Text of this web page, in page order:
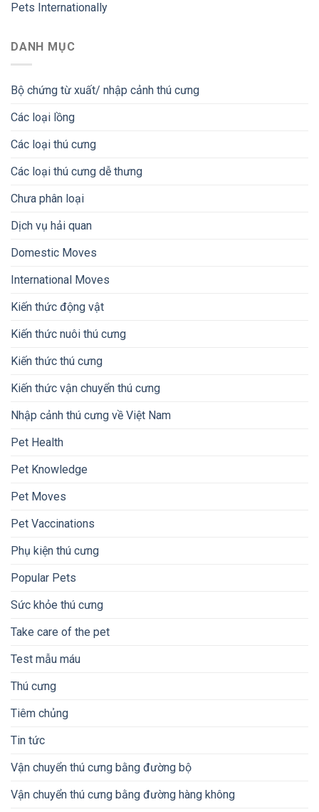
Pets Internationally
DANH MỤC
Bộ chứng từ xuất/ nhập cảnh thú cưng
Các loại lồng
Các loại thú cưng
Các loại thú cưng dễ thưng
Chưa phân loại
Dịch vụ hải quan
Domestic Moves
International Moves
Kiến thức động vật
Kiến thức nuôi thú cưng
Kiến thức thú cưng
Kiến thức vận chuyển thú cưng
Nhập cảnh thú cưng về Việt Nam
Pet Health
Pet Knowledge
Pet Moves
Pet Vaccinations
Phụ kiện thú cưng
Popular Pets
Sức khỏe thú cưng
Take care of the pet
Test mẫu máu
Thú cưng
Tiêm chủng
Tin tức
Vận chuyển thú cưng bằng đường bộ
Vận chuyển thú cưng bằng đường hàng không